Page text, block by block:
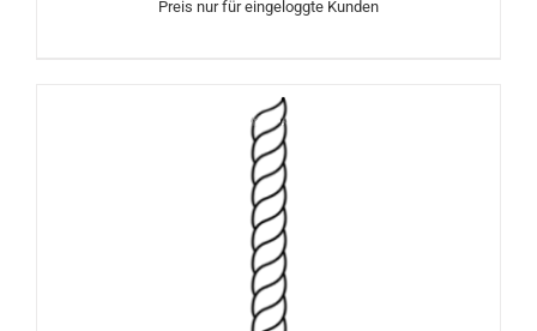
Preis nur für eingeloggte Kunden